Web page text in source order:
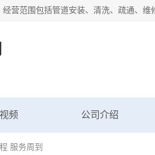
频 公司介绍
服务周到